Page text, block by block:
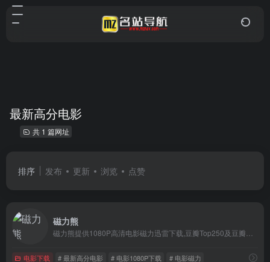
最新高分电影
共 1 篇网址
排序 发布 更新 浏览 点赞
磁力熊
电影下载 # 最新高分电影 # 电影1080P下载 # 电影磁力